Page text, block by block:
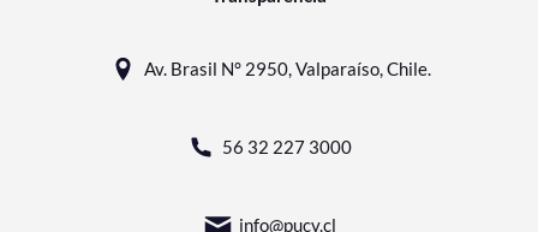
Av. Brasil N° 2950, Valparaíso, Chile.
56 32 227 3000
info@pucv.cl